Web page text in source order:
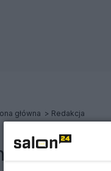
główna Redakcja